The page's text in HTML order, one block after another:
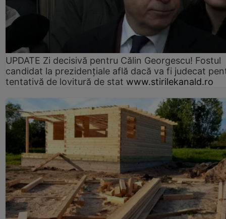
UPDATE Zi decisivă pentru Călin Georgescu! Fostul
candidat la prezidențiale află dacă va fi judecat
tentativă de lovitură de stat www.stirilekanald.ro